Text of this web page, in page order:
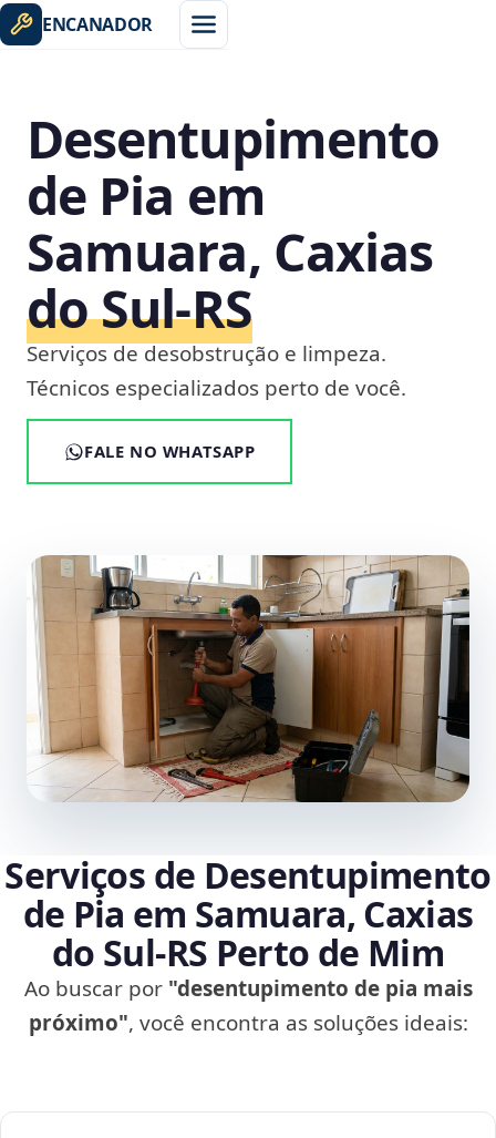
ENCANADOR
Desentupimento
de Pia em
Samuara, Caxias
do Sul‑RS
Serviços de desobstrução e limpeza.
Técnicos especializados perto de você.
FALE NO WHATSAPP
Serviços de Desentupimento
de Pia em Samuara, Caxias
do Sul‑RS Perto de Mim
Ao buscar por "desentupimento de pia mais
próximo", você encontra as soluções ideais: